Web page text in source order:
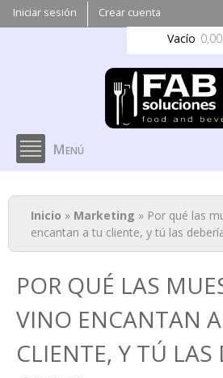
Pasar al
contenido
principal
Iniciar sesión Crear cuenta
Vacío
Menú
Se encuentra
Inicio » Marketing » Por qué las
encantan a tu cliente, y tú las
POR QUÉ LAS
VINO ENCANTAN
CLIENTE, Y TÚ LAS